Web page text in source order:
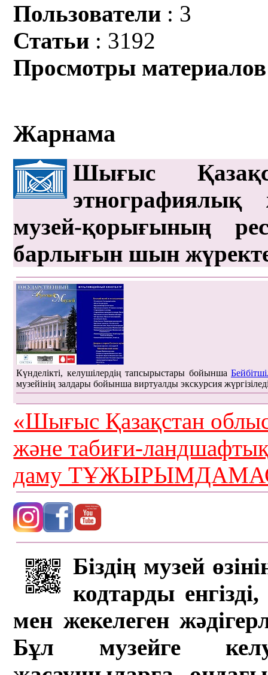
Пользователи : 3
Статьи : 3192
Просмотры материалов
Жарнама
Шығыс
этнографиялық
музей-қорығының
барлығын шын
Күнделікті, келушілердің тапсырыстары бойынша
музейінің залдары бойынша виртуалды экскурсия
«Шығыс Қазақстан
және табиғи-
даму
Біздің музей
кодтарды
мен жекелеген
Бұл музейге